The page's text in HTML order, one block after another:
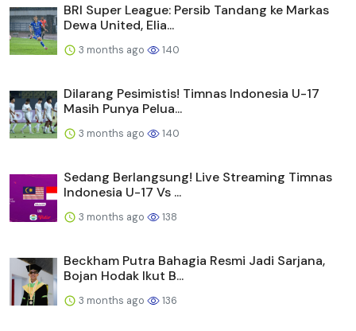
BRI Super League: Persib Tandang ke Markas
Dewa United, Elia...
3 months ago 140
Dilarang Pesimistis! Timnas Indonesia U-17
Masih Punya Pelua...
3 months ago 140
Sedang Berlangsung! Live Streaming Timnas
Indonesia U-17 Vs ...
3 months ago 138
Beckham Putra Bahagia Resmi Jadi Sarjana,
Bojan Hodak Ikut B...
3 months ago 136